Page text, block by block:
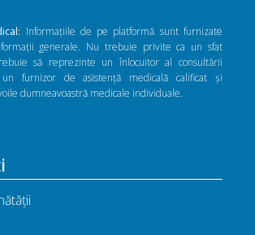
Informațiile de pe platformă sunt furnizate
generale. Nu trebuie privite ca un sfat
să reprezinte un înlocuitor al consultării
un furnizor de asistență medicală calificat și
dumneavoastră medicale individuale.